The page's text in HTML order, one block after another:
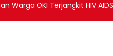
Warga OKI Terjangkit HIV AIDS